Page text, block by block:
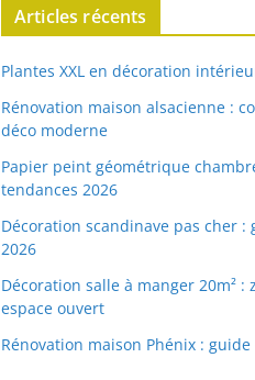
Articles récents
Plantes XXL en décoration
Rénovation maison alsacienne :
déco moderne
Papier peint géométrique
tendances 2026
Décoration scandinave pas cher :
2026
Décoration salle à manger 20m² :
espace ouvert
Rénovation maison Phénix :